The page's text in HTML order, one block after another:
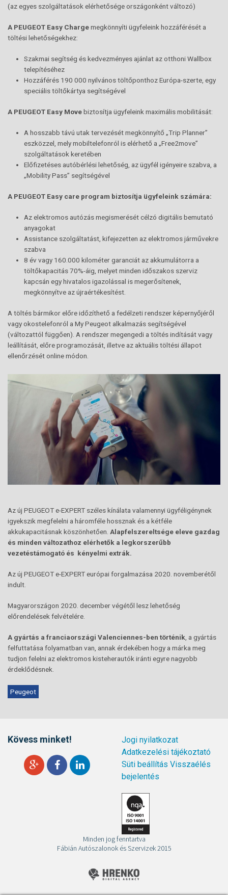
(az egyes szolgáltatások elérhetősége országonként változó)
A PEUGEOT Easy Chargemegkönnyíti ügyfeleink hozzáférését a
töltési lehetőségekhez:
Szakmai segítség és kedvezményes ajánlat az otthoni Wallbox
telepítéséhez
Hozzáférés 190 000 nyilvános töltőponthoz Európa-szerte, egy
speciális töltőkártya segítségével
A PEUGEOT Easy Movebiztosítja ügyfeleink maximális mobilitását:
A hosszabb távú utak tervezését megkönnyítő „Trip Planner”
eszközzel, mely mobiltelefonról is elérhető a „Free2move”
szolgáltatások keretében
Előfizetéses autóbérlési lehetőség, az ügyfél igényeire szabva, a
„Mobility Pass” segítségével
A PEUGEOT Easy care program biztosítja ügyfeleink számára:
Az elektromos autózás megismerését célzó digitális bemutató
anyagokat
Assistance szolgáltatást, kifejezetten az elektromos járművekre
szabva
8 év vagy 160.000 kilométer garanciát az akkumulátorra a
töltőkapacitás 70%-áig, melyet minden időszakos szerviz
kapcsán egy hivatalos igazolással is megerősítenek,
megkönnyítve az újraértékesítést.
A töltés bármikor előre időzíthető a fedélzeti rendszer képernyőjéről
vagy okostelefonról a My Peugeot alkalmazás segítségével
(változattól függően). A rendszer megengedi a töltés indítását vagy
leállítását, előre programozását, illetve az aktuális töltési állapot
ellenőrzését online módon.
Az új PEUGEOT e-EXPERT széles kínálata valamennyi ügyféligénynek
igyekszik megfelelni a háromféle hossznak és a kétféle
akkukapacitásnak köszönhetően. Alapfelszereltsége eleve gazdag
és minden változathoz elérhetők a legkorszerűbb
vezetéstámogató és kényelmi extrák.
Az új PEUGEOT e-EXPERT európai forgalmazása 2020. novemberétől
indult.
Magyarországon 2020. december végétől lesz lehetőség
előrendelések felvételére.
A gyártás a franciaországi Valenciennes-ben történik , a gyártás
felfuttatása folyamatban van, annak érdekében hogy a márka meg
tudjon felelni az elektromos kisteherautók iránti egyre nagyobb
érdeklődésnek.
Peugeot
Kövess minket!
Jogi nyilatkozat
Adatkezelési tájékoztató
Süti beállítás Visszaélés
bejelentés
Minden jog fenntartva
Fábián Autószalonok és Szervizek 2015